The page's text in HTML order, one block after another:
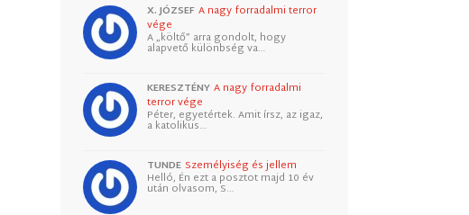
X. JÓZSEF A nagy forradalmi terror
vége
A „költő” arra gondolt, hogy
alapvető különbség va…
KERESZTÉNY A nagy forradalmi
terror vége
Péter, egyetértek. Amit írsz, az igaz,
a katolikus…
TUNDE Személyiség és jellem
Helló, Én ezt a posztot majd 10 év
után olvasom, S…